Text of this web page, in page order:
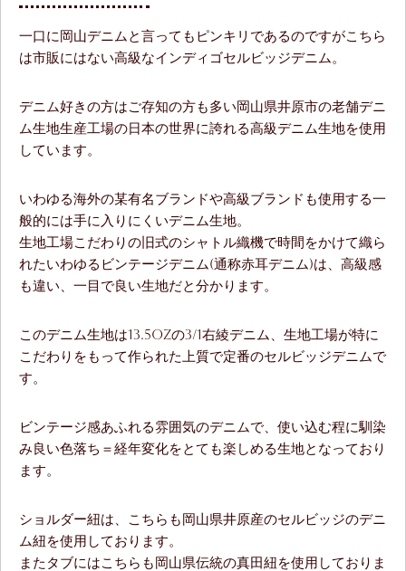
一口に岡山デニムと言ってもピンキリであるのですがこちら
は市販にはない高級なインディゴセルビッジデニム。
デニム好きの方はご存知の方も多い岡山県井原市の老舗デニ
ム生地生産工場の日本の世界に誇れる高級デニム生地を使用
しています。
いわゆる海外の某有名ブランドや高級ブランドも使用する一
般的には手に入りにくいデニム生地。
生地工場こだわりの旧式のシャトル織機で時間をかけて織ら
れたいわゆるビンテージデニム(通称赤耳デニム)は、高級感
も違い、一目で良い生地だと分かります。
このデニム生地は13.5ozの3/1右綾デニム、生地工場が特に
こだわりをもって作られた上質で定番のセルビッジデニムで
す。
ビンテージ感あふれる雰囲気のデニムで、使い込む程に馴染
み良い色落ち＝経年変化をとても楽しめる生地となっており
ます。
ショルダー紐は、こちらも岡山県井原産のセルビッジのデニ
ム紐を使用しております。
またタブにはこちらも岡山県伝統の真田紐を使用しておりま